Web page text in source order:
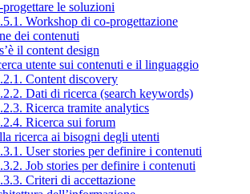
le soluzioni
Workshop di co-progettazione
dei contenuti
il content design
utente sui contenuti e il linguaggio
Content discovery
Dati di ricerca (search keywords)
Ricerca tramite analytics
Ricerca sui forum
ricerca ai bisogni degli utenti
User stories per definire i contenuti
Job stories per definire i contenuti
Criteri di accettazione